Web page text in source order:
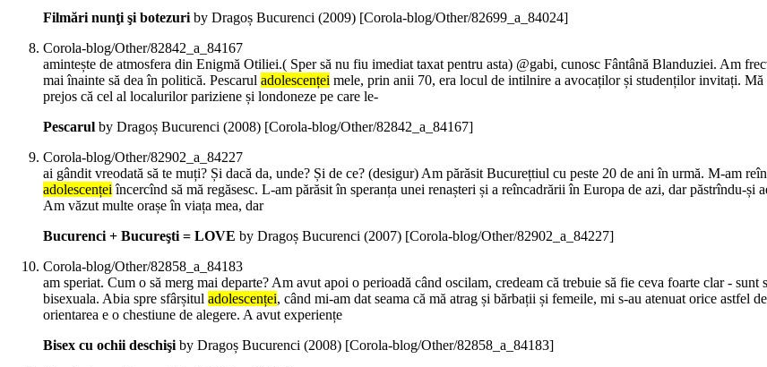
Filmări nunţi şi botezuriby Dragoș Bucurenci (2009) [Corola-blog/Other/82699_a_84024]
Corola-blog/Other/82842_a_84167
amintește de atmosfera din Enigmă Otiliei.( Sper să nu fiu imediat taxat pentru asta) @gabi, cunosc Fântână Blanduziei. Am
mai înainte să dea în politică. Pescarul adolescenței mele, prin anii 70, era locul de intilnire a avocaților și studenților invitați.
prejos că cel al localurilor pariziene și londoneze pe care le-
Pescarul by Dragoș Bucurenci (2008) [Corola-blog/Other/82842_a_84167]
Corola-blog/Other/82902_a_84227
ai gândit vreodată să te muți? Și dacă da, unde? Și de ce? (desigur) Am părăsit Bucurețtiul cu peste 20 de ani în urmă. M-am
adolescențeiîncercînd să mă regăsesc. L-am părăsit în speranța unei renașteri și a reîncadrării în Europa de azi, dar păstrîndu-
Am văzut multe orașe în viața mea, dar
Bucurenci + Bucureşti = LOVE by Dragoș Bucurenci (2007) [Corola-blog/Other/82902_a_84227]
Corola-blog/Other/82858_a_84183
am speriat. Cum o să merg mai departe? Am avut apoi o perioadă când oscilam, credeam că trebuie să fie ceva foarte clar -
bisexuala. Abia spre sfârșitul adolescenței, când mi-am dat seama că mă atrag și bărbații și femeile, mi s-au atenuat orice astfel
orientarea e o chestiune de alegere. A avut experiențe
Bisex cu ochii deschişiby Dragoș Bucurenci (2008) [Corola-blog/Other/82858_a_84183]